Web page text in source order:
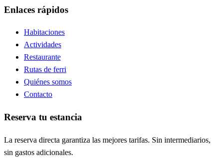
Enlaces rápidos
Habitaciones
Actividades
Restaurante
Rutas de ferri
Quiénes somos
Contacto
Reserva tu estancia
La reserva directa garantiza las mejores tarifas. Sin intermediarios,
sin gastos adicionales.